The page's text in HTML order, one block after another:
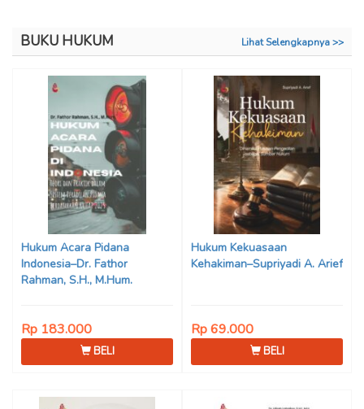
BUKU HUKUM Lihat Selengkapnya >>
Hukum Acara Pidana
Indonesia–Dr. Fathor
Rahman, S.H., M.Hum.
Rp 183.000
BELI
Hukum Kekuasaan
Kehakiman–Supriyadi A. Arief
Rp 69.000
BELI